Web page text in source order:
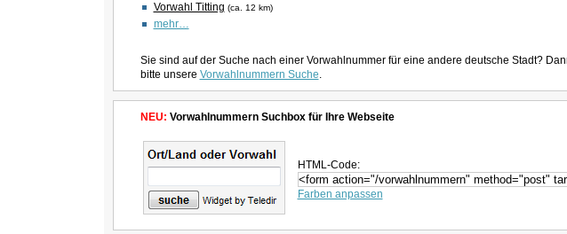
Vorwahl Titting (ca. 12 km)
mehr…
Sie sind auf der Suche nach einer Vorwahlnummer für eine andere deutsche Stadt?
bitte unsere Vorwahlnummern Suche.
NEU: Vorwahlnummern Suchbox für Ihre Webseite
HTML-Code:
Farben anpassen